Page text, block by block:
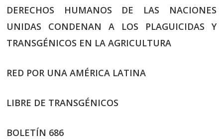
DERECHOS HUMANOS DE LAS NACIONES
UNIDAS CONDENAN A LOS PLAGUICIDAS Y
TRANSGÉNICOS EN LA AGRICULTURA
RED POR UNA AMÉRICA LATINA
LIBRE DE TRANSGÉNICOS
BOLETÍN 686